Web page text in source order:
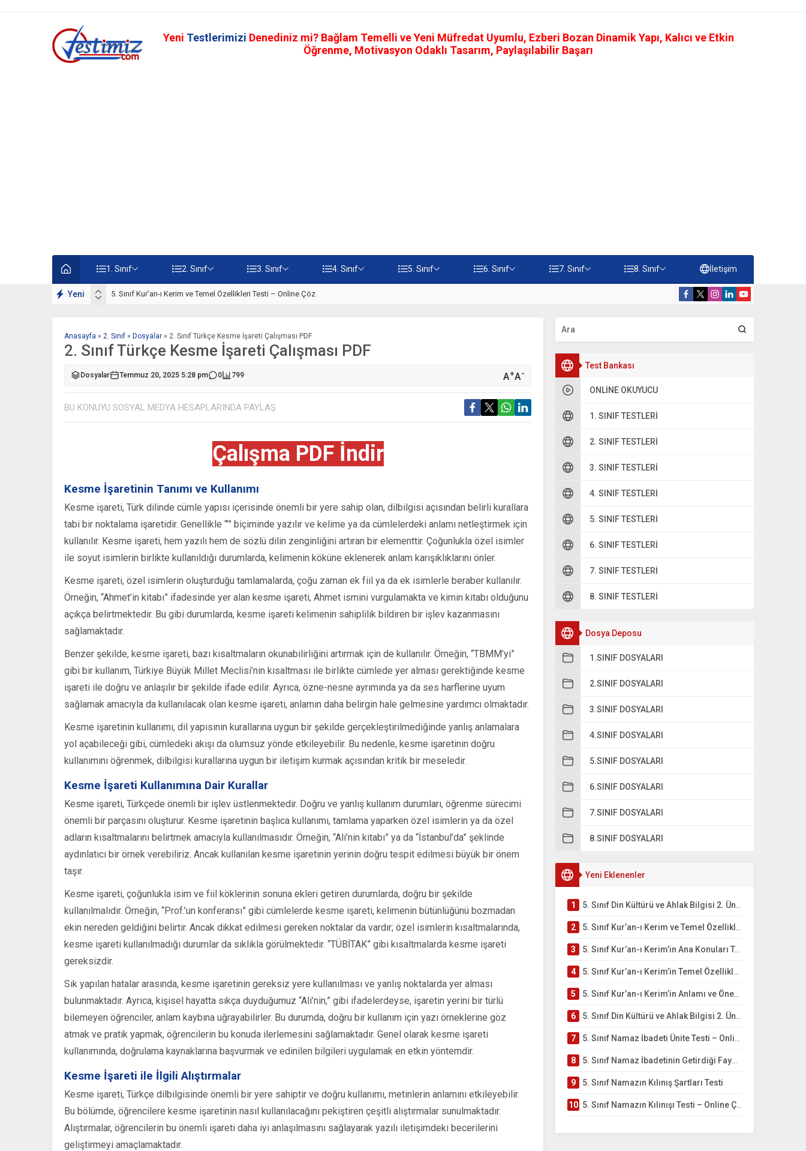
Yeni Testlerimizi Denediniz mi? Bağlam Temelli ve Yeni Müfredat Uyumlu, Ezberi Bozan Dinamik Yapı, Kalıcı ve Etkin
Öğrenme, Motivasyon Odaklı Tasarım, Paylaşılabilir Başarı
1. Sınıf 2. Sınıf 3. Sınıf 4. Sınıf 5. Sınıf 6. Sınıf 7. Sınıf 8. Sınıf İletişim
Yeni 5. Sınıf Kur’an-ı Kerim ve Temel Özellikleri Testi – Online Çöz
Test Bankası
ONLINE OKUYUCU
1. SINIF TESTLERI
2. SINIF TESTLERI
3. SINIF TESTLERI
4. SINIF TESTLERI
5. SINIF TESTLERI
6. SINIF TESTLERI
7. SINIF TESTLERI
8. SINIF TESTLERI
Dosya Deposu
1.SINIF DOSYALARI
2.SINIF DOSYALARI
3.SINIF DOSYALARI
4.SINIF DOSYALARI
5.SINIF DOSYALARI
6.SINIF DOSYALARI
7.SINIF DOSYALARI
8.SINIF DOSYALARI
Yeni Eklenenler
1 5. Sınıf Din Kültürü ve Ahlak Bilgisi 2. Ünite: Kur’an-ı Kerim Çalışmaları
2 5. Sınıf Kur’an-ı Kerim ve Temel Özellikleri Testi – Online Çöz
3 5. Sınıf Kur’an-ı Kerim’in Ana Konuları Testi – Online Çöz
4 5. Sınıf Kur’an-ı Kerim’in Temel Özellikleri ve Önemi Testi – Online Çöz
5 5. Sınıf Kur’an-ı Kerim’in Anlamı ve Önemi Testi – Online Çöz
6 5. Sınıf Din Kültürü ve Ahlak Bilgisi 2. Ünite: Namaz İbadeti Çalışmaları
7 5. Sınıf Namaz İbadeti Ünite Testi – Online Çöz
8 5. Sınıf Namaz İbadetinin Getirdiği Faydalar Testi
9 5. Sınıf Namazın Kılınış Şartları Testi
10 5. Sınıf Namazın Kılınışı Testi – Online Çöz
Anasayfa » 2. Sınıf » Dosyalar » 2. Sınıf Türkçe Kesme İşareti Çalışması PDF
2. Sınıf Türkçe Kesme İşareti Çalışması PDF
Dosyalar Temmuz 20, 2025 5:28 pm 0 799 A+A-
BU KONUYU SOSYAL MEDYA HESAPLARINDA PAYLAŞ
Çalışma PDF İndir
Kesme İşaretinin Tanımı ve Kullanımı
Kesme işareti, Türk dilinde cümle yapısı içerisinde önemli bir yere sahip olan, dilbilgisi açısından belirli kurallara
tabi bir noktalama işaretidir. Genellikle “’” biçiminde yazılır ve kelime ya da cümlelerdeki anlamı netleştirmek için
kullanılır. Kesme işareti, hem yazılı hem de sözlü dilin zenginliğini artıran bir elementtir. Çoğunlukla özel isimler
ile soyut isimlerin birlikte kullanıldığı durumlarda, kelimenin köküne eklenerek anlam karışıklıklarını önler.
Kesme işareti, özel isimlerin oluşturduğu tamlamalarda, çoğu zaman ek fiil ya da ek isimlerle beraber kullanılır.
Örneğin, “Ahmet’in kitabı” ifadesinde yer alan kesme işareti, Ahmet ismini vurgulamakta ve kimin kitabı olduğunu
açıkça belirtmektedir. Bu gibi durumlarda, kesme işareti kelimenin sahiplilik bildiren bir işlev kazanmasını
sağlamaktadır.
Benzer şekilde, kesme işareti, bazı kısaltmaların okunabilirliğini artırmak için de kullanılır. Örneğin, “TBMM’yi”
gibi bir kullanım, Türkiye Büyük Millet Meclisi’nin kısaltması ile birlikte cümlede yer alması gerektiğinde kesme
işareti ile doğru ve anlaşılır bir şekilde ifade edilir. Ayrıca, özne-nesne ayrımında ya da ses harflerine uyum
sağlamak amacıyla da kullanılacak olan kesme işareti, anlamın daha belirgin hale gelmesine yardımcı olmaktadır.
Kesme işaretinin kullanımı, dil yapısının kurallarına uygun bir şekilde gerçekleştirilmediğinde yanlış anlamalara
yol açabileceği gibi, cümledeki akışı da olumsuz yönde etkileyebilir. Bu nedenle, kesme işaretinin doğru
kullanımını öğrenmek, dilbilgisi kurallarına uygun bir iletişim kurmak açısından kritik bir meseledir.
Kesme İşareti Kullanımına Dair Kurallar
Kesme işareti, Türkçede önemli bir işlev üstlenmektedir. Doğru ve yanlış kullanım durumları, öğrenme sürecimi
önemli bir parçasını oluşturur. Kesme işaretinin başlıca kullanımı, tamlama yaparken özel isimlerin ya da özel
adların kısaltmalarını belirtmek amacıyla kullanılmasıdır. Örneğin, “Ali’nin kitabı” ya da “İstanbul’da” şeklinde
aydınlatıcı bir örnek verebiliriz. Ancak kullanılan kesme işaretinin yerinin doğru tespit edilmesi büyük bir önem
taşır.
Kesme işareti, çoğunlukla isim ve fiil köklerinin sonuna ekleri getiren durumlarda, doğru bir şekilde
kullanılmalıdır. Örneğin, “Prof.’un konferansı” gibi cümlelerde kesme işareti, kelimenin bütünlüğünü bozmadan
ekin nereden geldiğini belirtir. Ancak dikkat edilmesi gereken noktalar da vardır; özel isimlerin kısaltmalarında,
kesme işareti kullanılmadığı durumlar da sıklıkla görülmektedir. “TÜBİTAK” gibi kısaltmalarda kesme işareti
gereksizdir.
Sık yapılan hatalar arasında, kesme işaretinin gereksiz yere kullanılması ve yanlış noktalarda yer alması
bulunmaktadır. Ayrıca, kişisel hayatta sıkça duyduğumuz “Ali’nin,” gibi ifadelerdeyse, işaretin yerini bir türlü
bilemeyen öğrenciler, anlam kaybına uğrayabilirler. Bu durumda, doğru bir kullanım için yazı örneklerine göz
atmak ve pratik yapmak, öğrencilerin bu konuda ilerlemesini sağlamaktadır. Genel olarak kesme işareti
kullanımında, doğrulama kaynaklarına başvurmak ve edinilen bilgileri uygulamak en etkin yöntemdir.
Kesme İşareti ile İlgili Alıştırmalar
Kesme işareti, Türkçe dilbilgisinde önemli bir yere sahiptir ve doğru kullanımı, metinlerin anlamını etkileyebilir.
Bu bölümde, öğrencilere kesme işaretinin nasıl kullanılacağını pekiştiren çeşitli alıştırmalar sunulmaktadır.
Alıştırmalar, öğrencilerin bu önemli işareti daha iyi anlaşılmasını sağlayarak yazılı iletişimdeki becerilerini
geliştirmeyi amaçlamaktadır.